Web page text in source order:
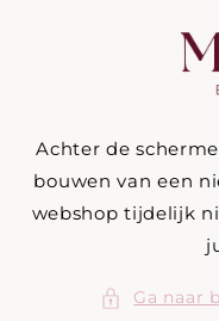
Achter de
bouwen van een
webshop tijdelijk
Ga naar